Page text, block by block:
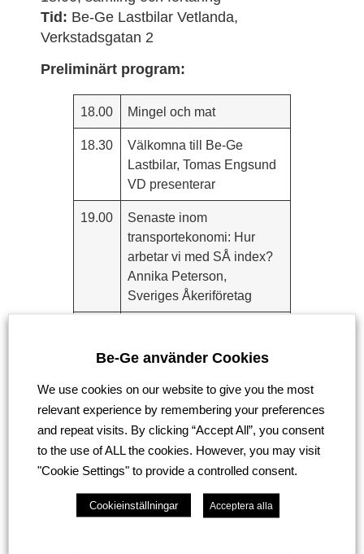
Tid: Be-Ge Lastbilar Vetlanda,
Verkstadsgatan 2
Preliminärt program:
18.00 Mingel och mat
18.30
Välkomna till Be-Ge
Lastbilar, Tomas Engsund
VD presenterar
19.00
Senaste inom
transportekonomi: Hur
arbetar vi med SÅ index?
Annika Peterson,
Sveriges Åkeriföretag
Svensson, Sveriges
Åkeriföretag
20.15 Paus
20.30
Omställning och
hållbarhet, Fredrik
Svensson, Sveriges
Åkeriföretag
Be-Ge använder Cookies
We use cookies on our website to give you the most
relevant experience by remembering your preferences
and repeat visits. By clicking “Accept All”, you consent
to the use of ALL the cookies. However, you may visit
"Cookie Settings" to provide a controlled consent.
Cookieinställningar Acceptera alla